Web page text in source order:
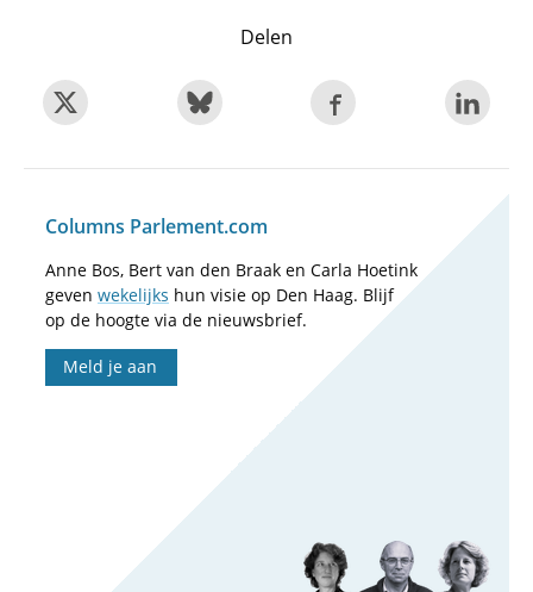
Delen
Columns Parlement.com
Anne Bos, Bert van den Braak en Carla Hoetink
geven wekelijks hun visie op Den Haag. Blijf
op de hoogte via de nieuwsbrief.
Meld je aan